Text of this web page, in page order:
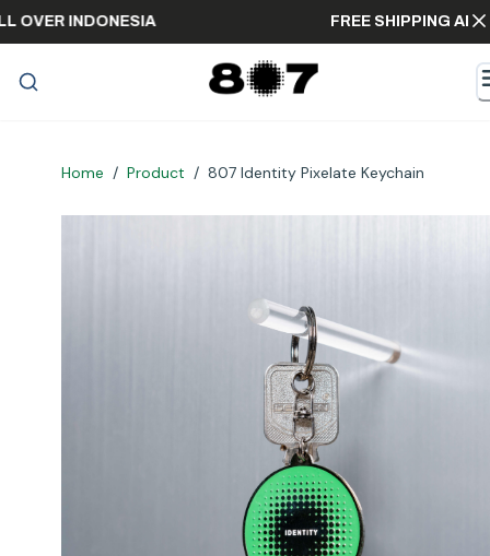
ALL OVER INDONESIA FREE SHIPPING
Home / Product / 807 Identity Pixelate Keychain